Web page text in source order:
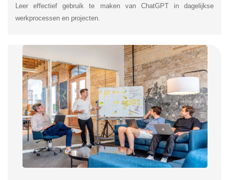
Leer effectief gebruik te maken van ChatGPT in dagelijkse
werkprocessen en projecten.